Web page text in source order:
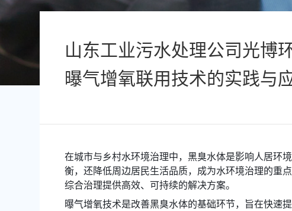
山东工业污水处理公司光博
曝气增氧联用技术的实践与
在城市与乡村水环境治理中，黑臭水体是影响人居环
衡，还降低周边居民生活品质，成为水环境治理的重
综合治理提供高效、可持续的解决方案。
曝气增氧技术是改善黑臭水体的基础环节，旨在快速